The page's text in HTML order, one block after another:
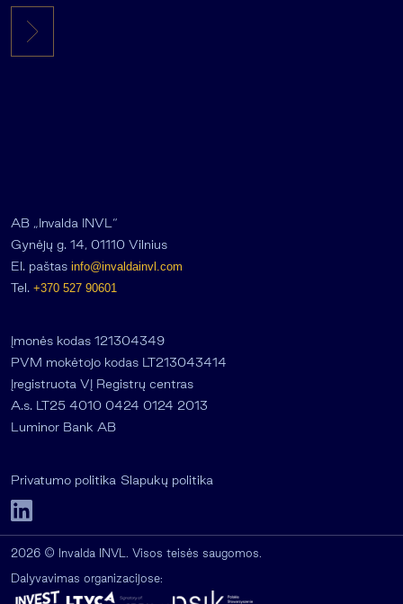
AB „Invalda INVL“
Gynėjų g. 14, 01110 Vilnius
El. paštas info@invaldainvl.com
Tel. +370 527 90601
Įmonės kodas 121304349
PVM mokėtojo kodas LT213043414
Įregistruota VĮ Registrų centras
A.s. LT25 4010 0424 0124 2013
Luminor Bank AB
Privatumo politika Slapukų politika
2026 © Invalda INVL. Visos teisės saugomos.
Dalyvavimas organizacijose: